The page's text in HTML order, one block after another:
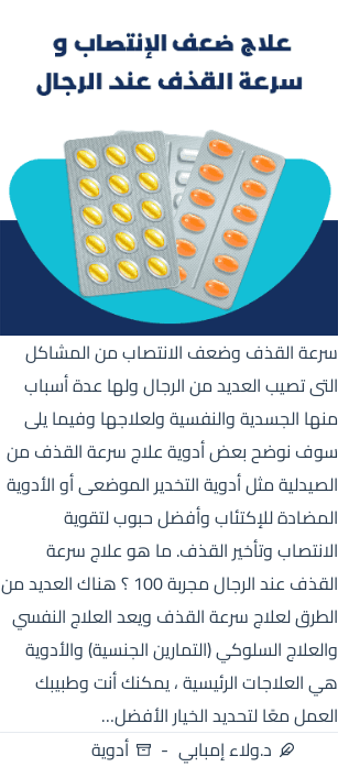
سرعة القذف وضعف الانتصاب من المشاكل
التى تصيب العديد من الرجال ولها عدة أسباب
منها الجسدية والنفسية ولعلاجها وفيما يلى
سوف نوضح بعض أدوية علاج سرعة القذف من
الصيدلية مثل أدوية التخدير الموضعى أو الأدوية
المضادة للإكتئاب وأفضل حبوب لتقوية
الانتصاب وتأخير القذف. ما هو علاج سرعة
القذف عند الرجال مجربة 100 ؟ هناك العديد من
الطرق لعلاج سرعة القذف ويعد العلاج النفسي
والعلاج السلوكي (التمارين الجنسية) والأدوية
هي العلاجات الرئيسية ، يمكنك أنت وطبيبك
العمل معًا لتحديد الخيار الأفضل…
د.ولاء إمبابي
أدوية